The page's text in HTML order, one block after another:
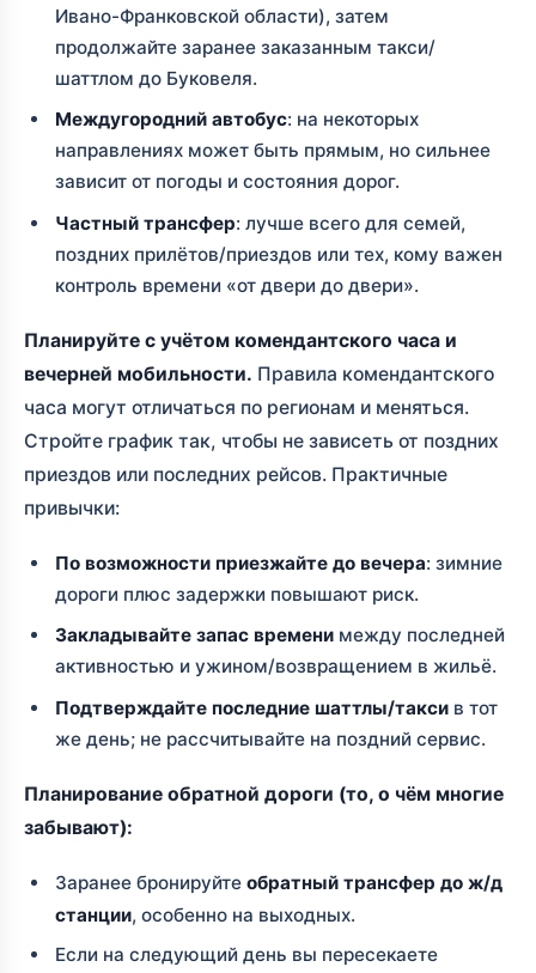
Ивано-Франковской области), затем
продолжайте заранее заказанным такси/
шаттлом до Буковеля.
Междугородний автобус: на некоторых
направлениях может быть прямым, но сильнее
зависит от погоды и состояния дорог.
Частный трансфер: лучше всего для семей,
поздних прилётов/приездов или тех, кому важен
контроль времени «от двери до двери».
Планируйте с учётом комендантского часа и
вечерней мобильности. Правила комендантского
часа могут отличаться по регионам и меняться.
Стройте график так, чтобы не зависеть от поздних
приездов или последних рейсов. Практичные
привычки:
По возможности приезжайте до вечера: зимние
дороги плюс задержки повышают риск.
Закладывайте запас времени между последней
активностью и ужином/возвращением в жильё.
Подтверждайте последние шаттлы/такси в тот
же день; не рассчитывайте на поздний сервис.
Планирование обратной дороги (то, о чём многие
забывают):
Заранее бронируйтеобратный трансфер до ж/д
станции, особенно на выходных.
Если на следующий день вы пересекаете